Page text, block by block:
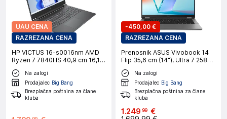
UAU CENA
RAZREZANA CENA
HP VICTUS 16-s0016nm AMD
Ryzen 7 7840HS 40,9 cm 16,1''
QHD AG 32GB 1TB PCIe RTX
4070 8GB W11H prenosni
računalnik
Na zalogi
Prodajalec Big Bang
Brezplačna poštnina za člane
kluba
-450,00 €
RAZREZANA CENA
Prenosnik ASUS Vivobook 14
Flip 35,6 cm (14"), Ultra 7 258V,
32 GB RAM, 1 TB SSD, W11H
Na zalogi
Prodajalec Big Bang
Brezplačna poštnina za člane
kluba
1 .249 99 €